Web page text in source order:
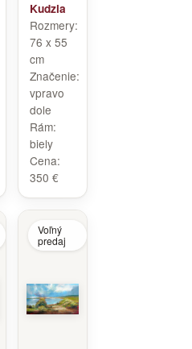
Kudzia
Rozmery:
76 x 55
cm
Značenie:
vpravo
dole
Rám:
biely
Cena:
350 €
Voľný
predaj